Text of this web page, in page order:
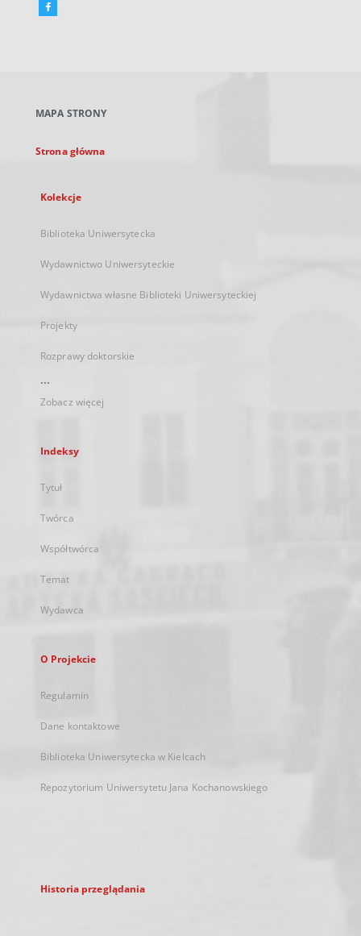
Facebook
karcie
MAPA STRONY
Strona główna
Kolekcje
Biblioteka Uniwersytecka
Wydawnictwo Uniwersyteckie
Wydawnictwa własne Biblioteki Uniwersyteckiej
Projekty
Rozprawy doktorskie
...
Zobacz więcej
Indeksy
Tytuł
Twórca
Współtwórca
Temat
Wydawca
O Projekcie
Regulamin
Dane kontaktowe
Biblioteka Uniwersytecka w Kielcach
Repozytorium Uniwersytetu Jana Kochanowskiego
Historia przeglądania